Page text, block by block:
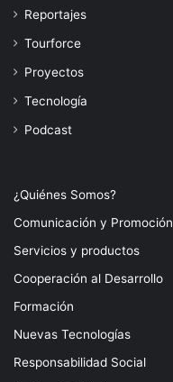
Reportajes
Tourforce
Proyectos
Tecnología
Podcast
¿Quiénes Somos?
Comunicación y Promoción
Servicios y productos
Cooperación al Desarrollo
Formación
Nuevas Tecnologías
Responsabilidad Social